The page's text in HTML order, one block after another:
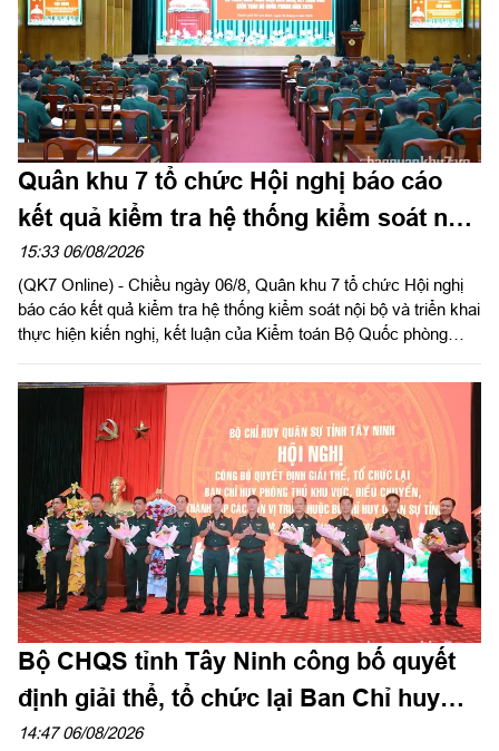
Quân khu 7 tổ chức Hội nghị báo cáo
kết quả kiểm tra hệ thống kiểm soát nội
bộ
15:33 06/08/2026
(QK7 Online) - Chiều ngày 06/8, Quân khu 7 tổ chức Hội nghị
báo cáo kết quả kiểm tra hệ thống kiểm soát nội bộ và triển khai
thực hiện kiến nghị, kết luận của Kiểm toán Bộ Quốc phòng
viên Ban Chấp hành Trung ương Đảng, Ủy viên Quân ủy Trung
ương, Phó Bí thư Đảng ủy, Tư lệnh Quân khu chủ trì hội nghị.
Bộ CHQS tỉnh Tây Ninh công bố quyết
định giải thể, tổ chức lại Ban Chỉ huy
phòng thủ khu vực
14:47 06/08/2026